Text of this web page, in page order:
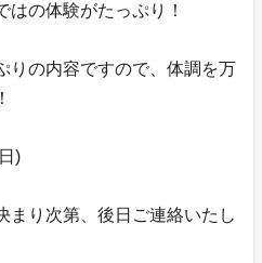
はの体験がたっぷり！
りの内容ですので、体調を万
日)
り次第、後日ご連絡いたし